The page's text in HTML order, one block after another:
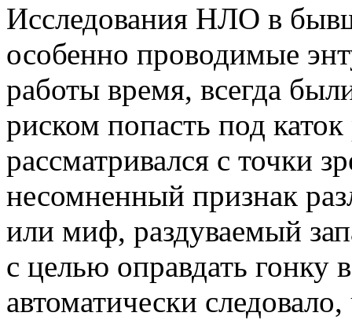
Исследования НЛО в
особенно проводимые
работы время, всегда
риском попасть под
рассматривался с точки
несомненный признак
или миф, раздуваемый
с целью оправдать
автоматически